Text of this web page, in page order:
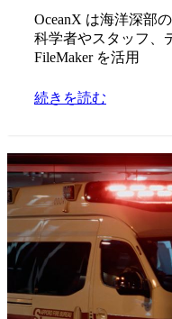
OceanX は海洋深部
科学者やスタッフ、
FileMaker を活用
続きを読む